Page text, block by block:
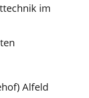
im
Alfeld